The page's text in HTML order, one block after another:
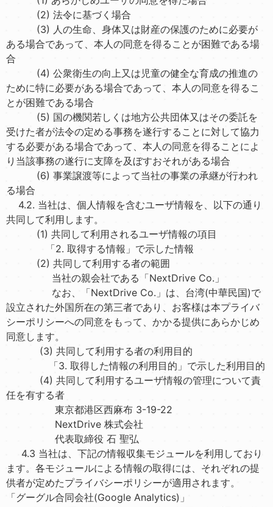
(2) 法令に基づく場合
(3) 人の生命、身体又は財産の保護のために必要が
ある場合であって、本人の同意を得ることが困難である場
合
(4) 公衆衛生の向上又は児童の健全な育成の推進の
ために特に必要がある場合であって、本人の同意を得るこ
とが困難である場合
(5) 国の機関若しくは地方公共団体又はその委託を
受けた者が法令の定める事務を遂行することに対して協力
する必要がある場合であって、本人の同意を得ることによ
り当該事務の遂行に支障を及ぼすおそれがある場合
(6) 事業譲渡等によって当社の事業の承継が行われ
る場合
4.2. 当社は、個人情報を含むユーザ情報を、以下の通り
共同して利用します。
(1) 共同して利用されるユーザ情報の項目
「2. 取得する情報」で示した情報
(2) 共同して利用する者の範囲
当社の親会社である「NextDrive Co.」
なお、「NextDrive Co.」は、台湾(中華民国)で
設立された外国所在の第三者であり、お客様は本プライバ
シーポリシーへの同意をもって、かかる提供にあらかじめ
同意します。
(3) 共同して利用する者の利用目的
「3. 取得した情報の利用目的」で示した利用目的
(4) 共同して利用するユーザ情報の管理について責
任を有する者
東京都港区西麻布 3-19-22
NextDrive 株式会社
代表取締役 石 聖弘
4.3 当社は、下記の情報収集モジュールを利用しており
ます。各モジュールによる情報の取得には、それぞれの提
供者が定めたプライバシーポリシーが適用されます。
「グーグル合同会社(Google Analytics)」